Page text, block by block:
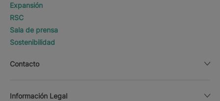
Expansión
RSC
Sala de prensa
Sostenibilidad
Contacto
Información Legal